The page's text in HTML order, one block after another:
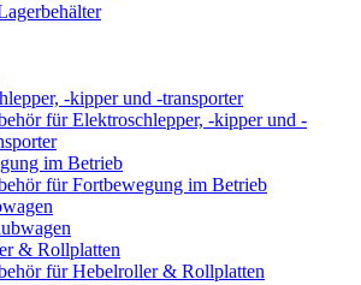
-kipper und -transporter
für Elektroschlepper, -kipper und -
im Betrieb
für Fortbewegung im Betrieb
& Rollplatten
für Hebelroller & Rollplatten